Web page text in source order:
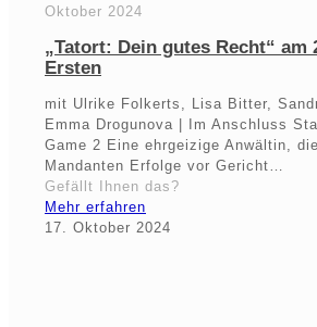
Oktober 2024
„Tatort: Dein gutes Recht“ am
Ersten
mit Ulrike Folkerts, Lisa Bitter,
Emma Drogunova | Im Anschluss
Game 2 Eine ehrgeizige Anwältin,
Mandanten Erfolge vor Gericht…
Gefällt Ihnen das?
Mehr erfahren
17. Oktober 2024